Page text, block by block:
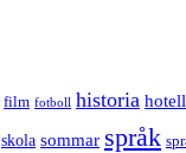
film fotboll historia hotell
skola sommar språk